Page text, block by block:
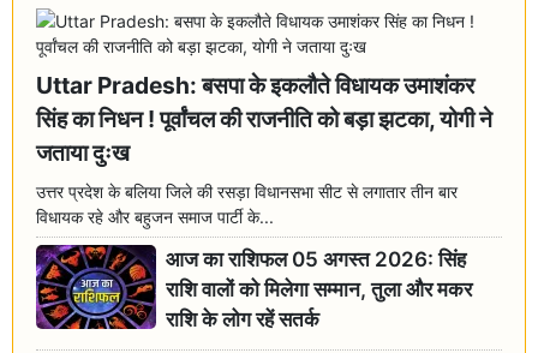
Uttar Pradesh: बसपा के इकलौते विधायक उमाशंकर
सिंह का निधन ! पूर्वांचल की राजनीति को बड़ा झटका, योगी ने
जताया दुःख
उत्तर प्रदेश के बलिया जिले की रसड़ा विधानसभा सीट से लगातार तीन बार
विधायक रहे और बहुजन समाज पार्टी के...
आज का राशिफल 05 अगस्त 2026: सिंह
राशि वालों को मिलेगा सम्मान, तुला और मकर
राशि के लोग रहें सतर्क